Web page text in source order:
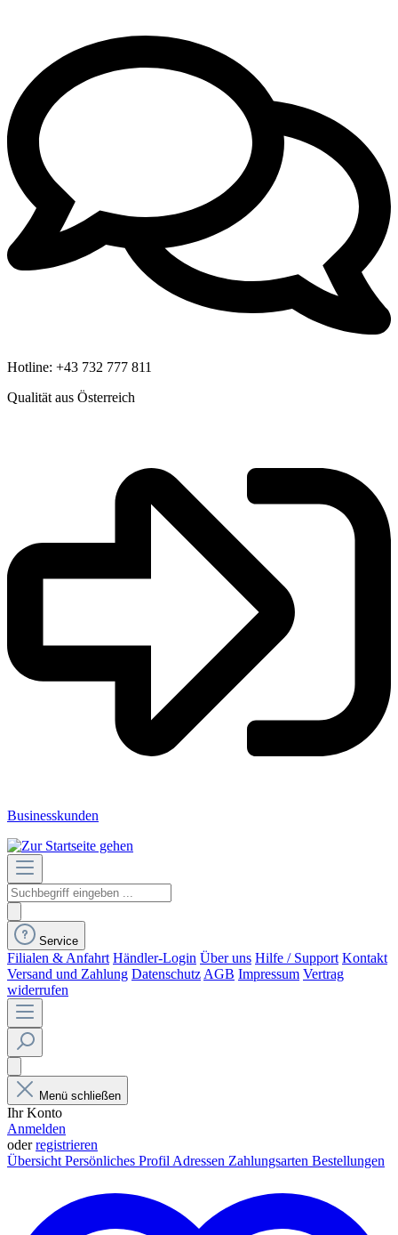
Hotline: +43 732 777 811
Qualität aus Österreich
Businesskunden
Service
Filialen & Anfahrt Händler-Login Über uns Hilfe / Support Kontakt
Versand und Zahlung Datenschutz AGB Impressum Vertrag
widerrufen
Menü schließen
Ihr Konto
Anmelden
oderregistrieren
Übersicht Persönliches Profil Adressen Zahlungsarten Bestellungen